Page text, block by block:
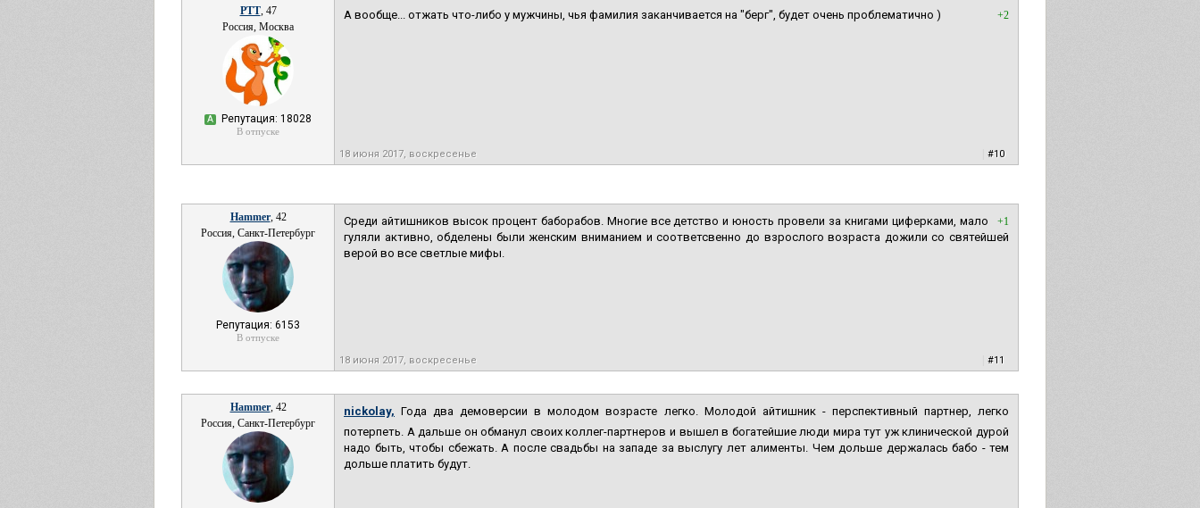
РТТ, 47
Россия, Москва
А Репутация: 18028
В отпуске
+2
А вообще... отжать что-либо у мужчины, чья фамилия заканчивается на "берг", будет очень проблематично )
18 июня 2017, воскресенье #10
Hammer, 42
Россия, Санкт-Петербург
Репутация: 6153
В отпуске
+1
Среди айтишников высок процент баборабов. Многие все детство и юность провели за книгами циферками, мало
гуляли активно, обделены были женским вниманием и соответсвенно до взрослого возраста дожили со святейшей
верой во все светлые мифы.
18 июня 2017, воскресенье #11
Hammer, 42
Россия, Санкт-Петербург
nickolay, Года два демоверсии в молодом возрасте легко. Молодой айтишник - перспективный партнер, легко
потерпеть. А дальше он обманул своих коллег-партнеров и вышел в богатейшие люди мира тут уж клинической дурой
надо быть, чтобы сбежать. А после свадьбы на западе за выслугу лет алименты. Чем дольше держалась бабо - тем
дольше платить будут.